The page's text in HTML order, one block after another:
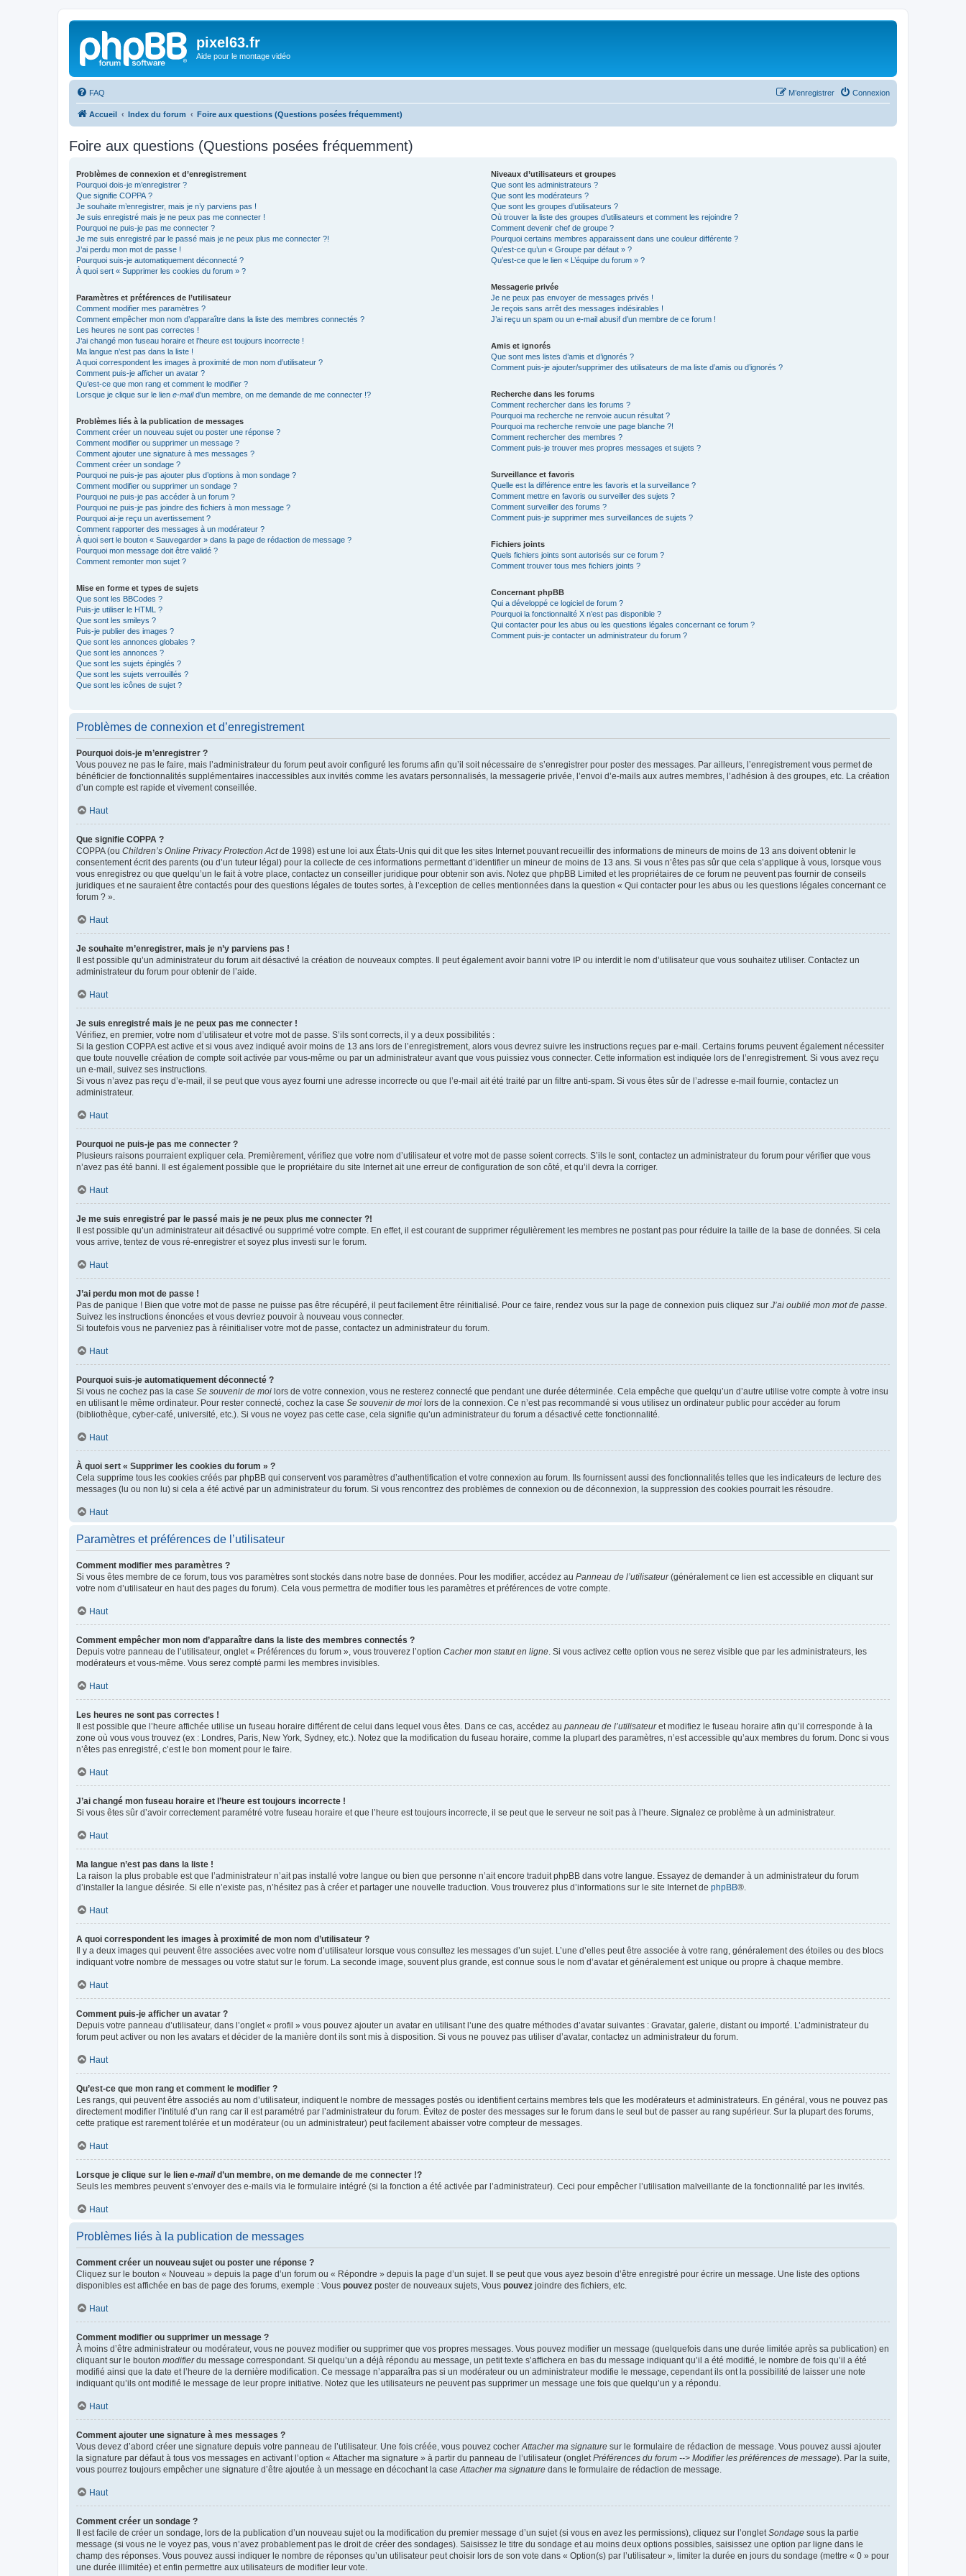
pixel63.fr
Aide pour le montage vidéo
FAQ Connexion
M’enregistrer
Accueil Index du forum Foire aux questions (Questions posées fréquemment)
Foire aux questions (Questions posées fréquemment)
Problèmes de connexion et d’enregistrement
Pourquoi dois-je m’enregistrer ?
Que signifie COPPA ?
Je souhaite m’enregistrer, mais je n’y parviens pas !
Je suis enregistré mais je ne peux pas me connecter !
Pourquoi ne puis-je pas me connecter ?
Je me suis enregistré par le passé mais je ne peux plus me connecter ?!
J’ai perdu mon mot de passe !
Pourquoi suis-je automatiquement déconnecté ?
À quoi sert « Supprimer les cookies du forum » ?
Paramètres et préférences de l’utilisateur
Comment modifier mes paramètres ?
Comment empêcher mon nom d’apparaître dans la liste des membres connectés ?
Les heures ne sont pas correctes !
J’ai changé mon fuseau horaire et l’heure est toujours incorrecte !
Ma langue n’est pas dans la liste !
A quoi correspondent les images à proximité de mon nom d’utilisateur ?
Comment puis-je afficher un avatar ?
Qu’est-ce que mon rang et comment le modifier ?
Lorsque je clique sur le lien e-maild’un membre, on me demande de me connecter !?
Problèmes liés à la publication de messages
Comment créer un nouveau sujet ou poster une réponse ?
Comment modifier ou supprimer un message ?
Comment ajouter une signature à mes messages ?
Comment créer un sondage ?
Pourquoi ne puis-je pas ajouter plus d’options à mon sondage ?
Comment modifier ou supprimer un sondage ?
Pourquoi ne puis-je pas accéder à un forum ?
Pourquoi ne puis-je pas joindre des fichiers à mon message ?
Pourquoi ai-je reçu un avertissement ?
Comment rapporter des messages à un modérateur ?
À quoi sert le bouton « Sauvegarder » dans la page de rédaction de message ?
Pourquoi mon message doit être validé ?
Comment remonter mon sujet ?
Mise en forme et types de sujets
Que sont les BBCodes ?
Puis-je utiliser le HTML ?
Que sont les smileys ?
Puis-je publier des images ?
Que sont les annonces globales ?
Que sont les annonces ?
Que sont les sujets épinglés ?
Que sont les sujets verrouillés ?
Que sont les icônes de sujet ?
Niveaux d’utilisateurs et groupes
Que sont les administrateurs ?
Que sont les modérateurs ?
Que sont les groupes d’utilisateurs ?
Où trouver la liste des groupes d’utilisateurs et comment les rejoindre ?
Comment devenir chef de groupe ?
Pourquoi certains membres apparaissent dans une couleur différente ?
Qu’est-ce qu’un « Groupe par défaut » ?
Qu’est-ce que le lien « L’équipe du forum » ?
Messagerie privée
Je ne peux pas envoyer de messages privés !
Je reçois sans arrêt des messages indésirables !
J’ai reçu un spam ou un e-mail abusif d’un membre de ce forum !
Amis et ignorés
Que sont mes listes d’amis et d’ignorés ?
Comment puis-je ajouter/supprimer des utilisateurs de ma liste d’amis ou d’ignorés ?
Recherche dans les forums
Comment rechercher dans les forums ?
Pourquoi ma recherche ne renvoie aucun résultat ?
Pourquoi ma recherche renvoie une page blanche ?!
Comment rechercher des membres ?
Comment puis-je trouver mes propres messages et sujets ?
Surveillance et favoris
Quelle est la différence entre les favoris et la surveillance ?
Comment mettre en favoris ou surveiller des sujets ?
Comment surveiller des forums ?
Comment puis-je supprimer mes surveillances de sujets ?
Fichiers joints
Quels fichiers joints sont autorisés sur ce forum ?
Comment trouver tous mes fichiers joints ?
Concernant phpBB
Qui a développé ce logiciel de forum ?
Pourquoi la fonctionnalité X n’est pas disponible ?
Qui contacter pour les abus ou les questions légales concernant ce forum ?
Comment puis-je contacter un administrateur du forum ?
Problèmes de connexion et d’enregistrement
Pourquoi dois-je m’enregistrer ?
Vous pouvez ne pas le faire, mais l’administrateur du forum peut avoir configuré les forums afin qu’il soit nécessaire de s’enregistrer pour poster des messages. Par ailleurs, l’enregistrement vous permet de
bénéficier de fonctionnalités supplémentaires inaccessibles aux invités comme les avatars personnalisés, la messagerie privée, l’envoi d’e-mails aux autres membres, l’adhésion à des groupes, etc. La création
d’un compte est rapide et vivement conseillée.
Haut
Que signifie COPPA ?
COPPA (ou Children’s Online Privacy Protection Actde 1998) est une loi aux États-Unis qui dit que les sites Internet pouvant recueillir des informations de mineurs de moins de 13 ans doivent obtenir le
consentement écrit des parents (ou d’un tuteur légal) pour la collecte de ces informations permettant d’identifier un mineur de moins de 13 ans. Si vous n’êtes pas sûr que cela s’applique à vous, lorsque vous
vous enregistrez ou que quelqu’un le fait à votre place, contactez un conseiller juridique pour obtenir son avis. Notez que phpBB Limited et les propriétaires de ce forum ne peuvent pas fournir de conseils
juridiques et ne sauraient être contactés pour des questions légales de toutes sortes, à l’exception de celles mentionnées dans la question « Qui contacter pour les abus ou les questions légales concernant ce
forum ? ».
Haut
Je souhaite m’enregistrer, mais je n’y parviens pas !
Il est possible qu’un administrateur du forum ait désactivé la création de nouveaux comptes. Il peut également avoir banni votre IP ou interdit le nom d’utilisateur que vous souhaitez utiliser. Contactez un
administrateur du forum pour obtenir de l’aide.
Haut
Je suis enregistré mais je ne peux pas me connecter !
Vérifiez, en premier, votre nom d’utilisateur et votre mot de passe. S’ils sont corrects, il y a deux possibilités :
Si la gestion COPPA est active et si vous avez indiqué avoir moins de 13 ans lors de l’enregistrement, alors vous devrez suivre les instructions reçues par e-mail. Certains forums peuvent également nécessiter
que toute nouvelle création de compte soit activée par vous-même ou par un administrateur avant que vous puissiez vous connecter. Cette information est indiquée lors de l’enregistrement. Si vous avez reçu
un e-mail, suivez ses instructions.
Si vous n’avez pas reçu d’e-mail, il se peut que vous ayez fourni une adresse incorrecte ou que l’e-mail ait été traité par un filtre anti-spam. Si vous êtes sûr de l’adresse e-mail fournie, contactez un
administrateur.
Haut
Pourquoi ne puis-je pas me connecter ?
Plusieurs raisons pourraient expliquer cela. Premièrement, vérifiez que votre nom d’utilisateur et votre mot de passe soient corrects. S’ils le sont, contactez un administrateur du forum pour vérifier que vous
n’avez pas été banni. Il est également possible que le propriétaire du site Internet ait une erreur de configuration de son côté, et qu’il devra la corriger.
Haut
Je me suis enregistré par le passé mais je ne peux plus me connecter ?!
Il est possible qu’un administrateur ait désactivé ou supprimé votre compte. En effet, il est courant de supprimer régulièrement les membres ne postant pas pour réduire la taille de la base de données. Si cela
vous arrive, tentez de vous ré-enregistrer et soyez plus investi sur le forum.
Haut
J’ai perdu mon mot de passe !
Pas de panique ! Bien que votre mot de passe ne puisse pas être récupéré, il peut facilement être réinitialisé. Pour ce faire, rendez vous sur la page de connexion puis cliquez sur J’ai oublié mon mot de passe
Suivez les instructions énoncées et vous devriez pouvoir à nouveau vous connecter.
Si toutefois vous ne parveniez pas à réinitialiser votre mot de passe, contactez un administrateur du forum.
Haut
Pourquoi suis-je automatiquement déconnecté ?
Si vous ne cochez pas la case Se souvenir de moi lors de votre connexion, vous ne resterez connecté que pendant une durée déterminée. Cela empêche que quelqu’un d’autre utilise votre compte à votre insu
en utilisant le même ordinateur. Pour rester connecté, cochez la case Se souvenir de moi lors de la connexion. Ce n’est pas recommandé si vous utilisez un ordinateur public pour accéder au forum
(bibliothèque, cyber-café, université, etc.). Si vous ne voyez pas cette case, cela signifie qu’un administrateur du forum a désactivé cette fonctionnalité.
Haut
À quoi sert « Supprimer les cookies du forum » ?
Cela supprime tous les cookies créés par phpBB qui conservent vos paramètres d’authentification et votre connexion au forum. Ils fournissent aussi des fonctionnalités telles que les indicateurs de lecture des
messages (lu ou non lu) si cela a été activé par un administrateur du forum. Si vous rencontrez des problèmes de connexion ou de déconnexion, la suppression des cookies pourrait les résoudre.
Haut
Paramètres et préférences de l’utilisateur
Comment modifier mes paramètres ?
Si vous êtes membre de ce forum, tous vos paramètres sont stockés dans notre base de données. Pour les modifier, accédez au Panneau de l’utilisateur(généralement ce lien est accessible en cliquant sur
votre nom d’utilisateur en haut des pages du forum). Cela vous permettra de modifier tous les paramètres et préférences de votre compte.
Haut
Comment empêcher mon nom d’apparaître dans la liste des membres connectés ?
Depuis votre panneau de l’utilisateur, onglet « Préférences du forum », vous trouverez l’option Cacher mon statut en ligne . Si vous activez cette option vous ne serez visible que par les administrateurs, les
modérateurs et vous-même. Vous serez compté parmi les membres invisibles.
Haut
Les heures ne sont pas correctes !
Il est possible que l’heure affichée utilise un fuseau horaire différent de celui dans lequel vous êtes. Dans ce cas, accédez au panneau de l’utilisateuret modifiez le fuseau horaire afin qu’il corresponde à la
zone où vous vous trouvez (ex : Londres, Paris, New York, Sydney, etc.). Notez que la modification du fuseau horaire, comme la plupart des paramètres, n’est accessible qu’aux membres du forum. Donc si vous
n’êtes pas enregistré, c’est le bon moment pour le faire.
Haut
J’ai changé mon fuseau horaire et l’heure est toujours incorrecte !
Si vous êtes sûr d’avoir correctement paramétré votre fuseau horaire et que l’heure est toujours incorrecte, il se peut que le serveur ne soit pas à l’heure. Signalez ce problème à un administrateur.
Haut
Ma langue n’est pas dans la liste !
La raison la plus probable est que l’administrateur n’ait pas installé votre langue ou bien que personne n’ait encore traduit phpBB dans votre langue. Essayez de demander à un administrateur du forum
d’installer la langue désirée. Si elle n’existe pas, n’hésitez pas à créer et partager une nouvelle traduction. Vous trouverez plus d’informations sur le site Internet de phpBB®.
Haut
A quoi correspondent les images à proximité de mon nom d’utilisateur ?
Il y a deux images qui peuvent être associées avec votre nom d’utilisateur lorsque vous consultez les messages d’un sujet. L’une d’elles peut être associée à votre rang, généralement des étoiles ou des blocs
indiquant votre nombre de messages ou votre statut sur le forum. La seconde image, souvent plus grande, est connue sous le nom d’avatar et généralement est unique ou propre à chaque membre.
Haut
Comment puis-je afficher un avatar ?
Depuis votre panneau d’utilisateur, dans l’onglet « profil » vous pouvez ajouter un avatar en utilisant l’une des quatre méthodes d’avatar suivantes : Gravatar, galerie, distant ou importé. L’administrateur du
forum peut activer ou non les avatars et décider de la manière dont ils sont mis à disposition. Si vous ne pouvez pas utiliser d’avatar, contactez un administrateur du forum.
Haut
Qu’est-ce que mon rang et comment le modifier ?
Les rangs, qui peuvent être associés au nom d’utilisateur, indiquent le nombre de messages postés ou identifient certains membres tels que les modérateurs et administrateurs. En général, vous ne pouvez pas
directement modifier l’intitulé d’un rang car il est paramétré par l’administrateur du forum. Évitez de poster des messages sur le forum dans le seul but de passer au rang supérieur. Sur la plupart des forums,
cette pratique est rarement tolérée et un modérateur (ou un administrateur) peut facilement abaisser votre compteur de messages.
Haut
Lorsque je clique sur le lien e-maild’un membre, on me demande de me connecter !?
Seuls les membres peuvent s’envoyer des e-mails via le formulaire intégré (si la fonction a été activée par l’administrateur). Ceci pour empêcher l’utilisation malveillante de la fonctionnalité par les invités.
Haut
Problèmes liés à la publication de messages
Comment créer un nouveau sujet ou poster une réponse ?
Cliquez sur le bouton « Nouveau » depuis la page d’un forum ou « Répondre » depuis la page d’un sujet. Il se peut que vous ayez besoin d’être enregistré pour écrire un message. Une liste des options
disponibles est affichée en bas de page des forums, exemple : Vous pouvez poster de nouveaux sujets, Vous pouvez joindre des fichiers, etc.
Haut
Comment modifier ou supprimer un message ?
À moins d’être administrateur ou modérateur, vous ne pouvez modifier ou supprimer que vos propres messages. Vous pouvez modifier un message (quelquefois dans une durée limitée après sa publication) en
cliquant sur le bouton modifierdu message correspondant. Si quelqu’un a déjà répondu au message, un petit texte s’affichera en bas du message indiquant qu’il a été modifié, le nombre de fois qu’il a été
modifié ainsi que la date et l’heure de la dernière modification. Ce message n’apparaîtra pas si un modérateur ou un administrateur modifie le message, cependant ils ont la possibilité de laisser une note
indiquant qu’ils ont modifié le message de leur propre initiative. Notez que les utilisateurs ne peuvent pas supprimer un message une fois que quelqu’un y a répondu.
Haut
Comment ajouter une signature à mes messages ?
Vous devez d’abord créer une signature depuis votre panneau de l’utilisateur. Une fois créée, vous pouvez cocher Attacher ma signature sur le formulaire de rédaction de message. Vous pouvez aussi ajouter
la signature par défaut à tous vos messages en activant l’option « Attacher ma signature » à partir du panneau de l’utilisateur (onglet Préférences du forum --> Modifier les préférences de message). Par la suite,
vous pourrez toujours empêcher une signature d’être ajoutée à un message en décochant la case Attacher ma signature dans le formulaire de rédaction de message.
Haut
Comment créer un sondage ?
Il est facile de créer un sondage, lors de la publication d’un nouveau sujet ou la modification du premier message d’un sujet (si vous en avez les permissions), cliquez sur l’onglet Sondage sous la partie
message (si vous ne le voyez pas, vous n’avez probablement pas le droit de créer des sondages). Saisissez le titre du sondage et au moins deux options possibles, saisissez une option par ligne dans le
champ des réponses. Vous pouvez aussi indiquer le nombre de réponses qu’un utilisateur peut choisir lors de son vote dans « Option(s) par l’utilisateur », limiter la durée en jours du sondage (mettre « 0 » pour
une durée illimitée) et enfin permettre aux utilisateurs de modifier leur vote.